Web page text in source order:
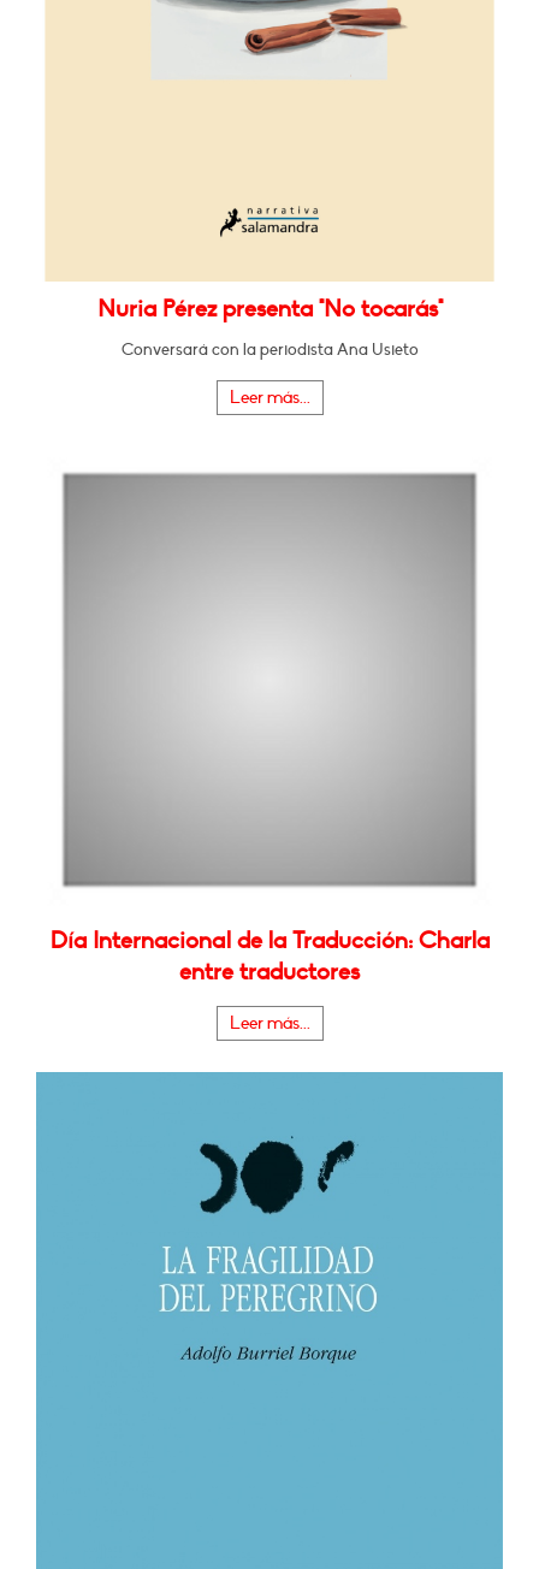
Nuria Pérez presenta "No tocarás"
Conversará con la periodista Ana Usieto
Leer más...
Día Internacional de la Traducción: Charla
entre traductores
Leer más...